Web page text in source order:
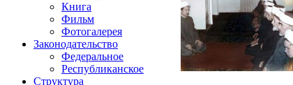
Книга
Фильм
Фотогалерея
Законодательство
Федеральное
Республиканское
Структура